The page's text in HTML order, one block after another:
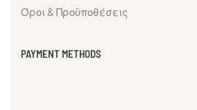
Όροι & Προϋποθέσεις
PAYMENT METHODS